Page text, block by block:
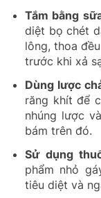
Tắm bằng
diệt bọ chét
lông, thoa
trước khi xả
Dùng lược
răng khít để
nhúng lược
bám trên đó.
Sử dụng
phẩm nhỏ
tiêu diệt và